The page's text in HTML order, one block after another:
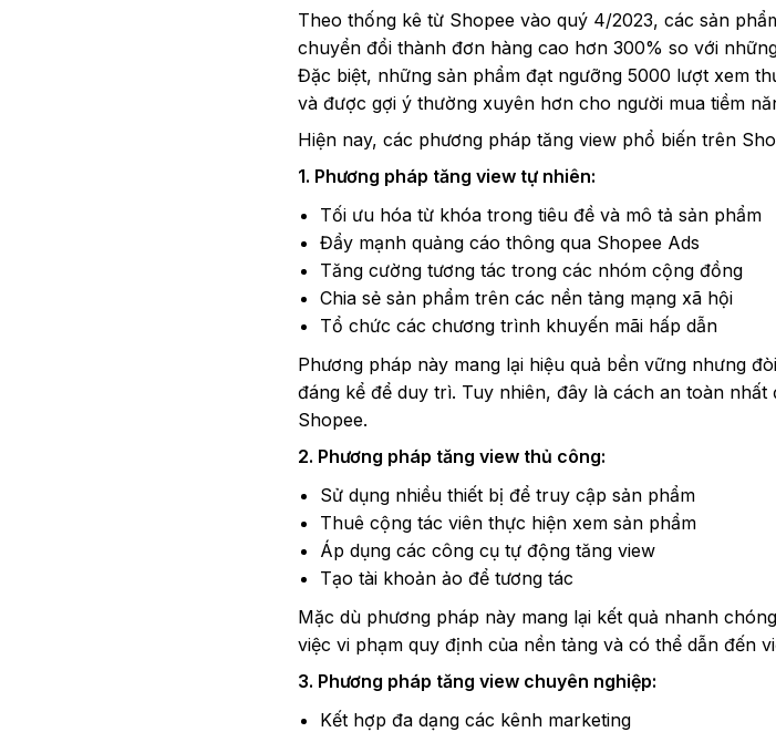
Theo thống kê từ Shopee vào quý 4/2023, các sản
chuyển đổi thành đơn hàng cao hơn 300% so với
Đặc biệt, những sản phẩm đạt ngưỡng 5000 lượt xem
và được gợi ý thường xuyên hơn cho người mua tiềm
Hiện nay, các phương pháp tăng view phổ biến trên
1. Phương pháp tăng view tự nhiên:
Tối ưu hóa từ khóa trong tiêu đề và mô tả sản phẩm
Đẩy mạnh quảng cáo thông qua Shopee Ads
Tăng cường tương tác trong các nhóm cộng đồng
Chia sẻ sản phẩm trên các nền tảng mạng xã hội
Tổ chức các chương trình khuyến mãi hấp dẫn
Phương pháp này mang lại hiệu quả bền vững nhưng
đáng kể để duy trì. Tuy nhiên, đây là cách an toàn
Shopee.
2. Phương pháp tăng view thủ công:
Sử dụng nhiều thiết bị để truy cập sản phẩm
Thuê cộng tác viên thực hiện xem sản phẩm
Áp dụng các công cụ tự động tăng view
Tạo tài khoản ảo để tương tác
Mặc dù phương pháp này mang lại kết quả nhanh
việc vi phạm quy định của nền tảng và có thể dẫn đến
3. Phương pháp tăng view chuyên nghiệp:
Kết hợp đa dạng các kênh marketing